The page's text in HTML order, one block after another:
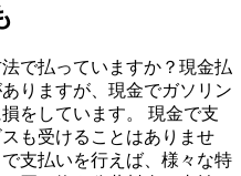
で払っていますか？現金払
りますが、現金でガソリン
をしています。 現金で支
も受けることはありませ
支払いを行えば、様々な特